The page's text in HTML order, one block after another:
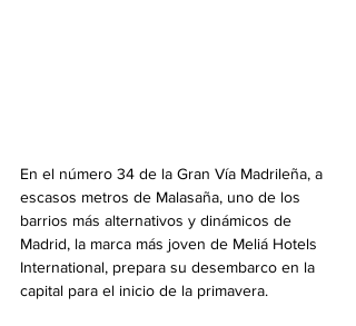
En el número 34 de la Gran Vía Madrileña, a
escasos metros de Malasaña, uno de los
barrios más alternativos y dinámicos de
Madrid, la marca más joven de Meliá Hotels
International, prepara su desembarco en la
capital para el inicio de la primavera.